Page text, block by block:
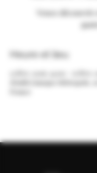
Venez
Heure et lieu
Zénith Limoges Métropole,